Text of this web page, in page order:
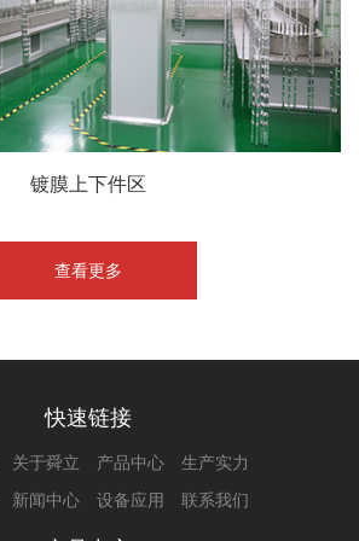
镀膜上下件区
查看更多
快速链接
关于舜立 产品中心
生产实力
新闻中心 设备应用 联系我们